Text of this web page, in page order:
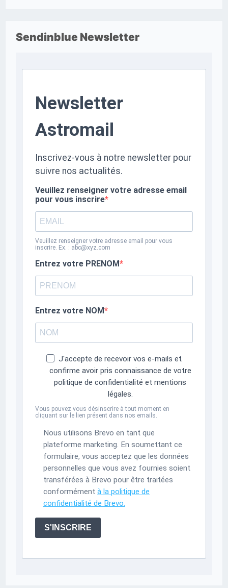
Sendinblue Newsletter
Newsletter
Astromail
Inscrivez-vous à notre newsletter pour
suivre nos actualités.
Veuillez renseigner votre adresse email
pour vous inscrire
Veuillez renseigner votre adresse email pour vous
inscrire. Ex. : abc@xyz.com
Entrez votre PRENOM
Entrez votre NOM
J'accepte de recevoir vos e-mails et
confirme avoir pris connaissance de votre
politique de confidentialité et mentions
légales.
Vous pouvez vous désinscrire à tout moment en
cliquant sur le lien présent dans nos emails.
Nous utilisons Brevo en tant que
plateforme marketing. En soumettant ce
formulaire, vous acceptez que les données
personnelles que vous avez fournies soient
transférées à Brevo pour être traitées
conformément à la politique de
confidentialité de Brevo.
S'INSCRIRE